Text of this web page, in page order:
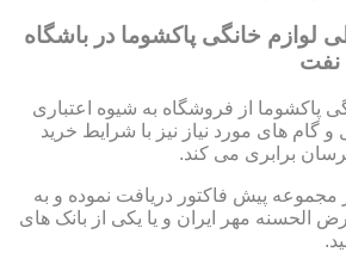
لوازم خانگی پاکشوما در باشگاه
نفت
پاکشوما از فروشگاه به شیوه اعتباری
گام های مورد نیاز نیز با شرایط خرید
برابری می کند.
مجموعه پیش فاکتور دریافت نموده و به
الحسنه مهر ایران و یا یکی از بانک های